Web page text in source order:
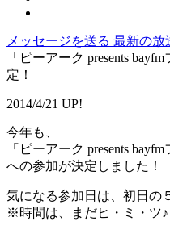
メッセージを送る 最新の放
「ピーアーク presents
定！
2014/4/21 UP!
今年も、
「ピーアーク presents
への参加が決定しました！
気になる参加日は、初日の
※時間は、まだヒ・ミ・ツ♪